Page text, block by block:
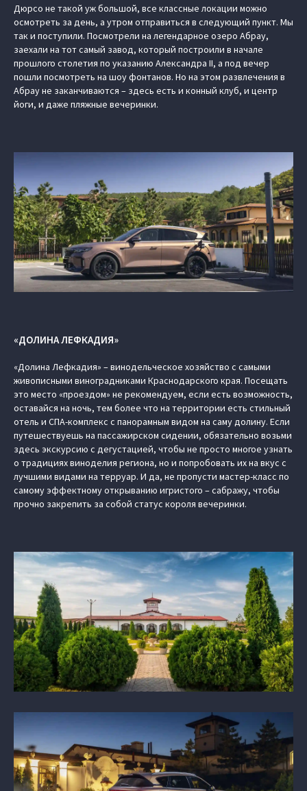
Дюрсо не такой уж большой, все классные локации можно
осмотреть за день, а утром отправиться в следующий пункт. Мы
так и поступили. Посмотрели на легендарное озеро Абрау,
заехали на тот самый завод, который построили в начале
прошлого столетия по указанию Александра II, а под вечер
пошли посмотреть на шоу фонтанов. Но на этом развлечения в
Абрау не заканчиваются – здесь есть и конный клуб, и центр
йоги, и даже пляжные вечеринки.
«ДОЛИНА ЛЕФКАДИЯ»
«Долина Лефкадия» – винодельческое хозяйство с самыми
живописными виноградниками Краснодарского края. Посещать
это место «проездом» не рекомендуем, если есть возможность,
оставайся на ночь, тем более что на территории есть стильный
отель и СПА-комплекс с панорамным видом на саму долину. Если
путешествуешь на пассажирском сидении, обязательно возьми
здесь экскурсию с дегустацией, чтобы не просто многое узнать
о традициях виноделия региона, но и попробовать их на вкус с
лучшими видами на терруар. И да, не пропусти мастер-класс по
самому эффектному открыванию игристого – сабражу, чтобы
прочно закрепить за собой статус короля вечеринки.